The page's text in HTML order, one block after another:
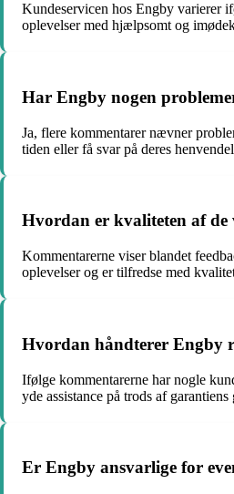
Kundeservicen hos Engby varierer
oplevelser med hjælpsomt og
Har Engby nogen
Ja, flere kommentarer nævner
tiden eller få svar på deres
Hvordan er kvaliteten af de
Kommentarerne viser blandet
oplevelser og er tilfredse med
Hvordan håndterer Engby
Ifølge kommentarerne har nogle
yde assistance på trods af
Er Engby ansvarlige for